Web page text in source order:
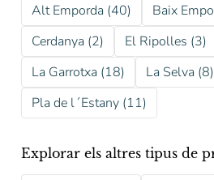
Alt Emporda (40)
Baix
Cerdanya (2)
El Ripolles (3)
La Garrotxa (18)
La Selva (8)
Pla de l´Estany (11)
Explorar els altres tipus de